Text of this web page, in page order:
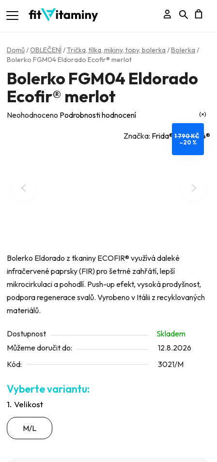
Přihlášení
Hledat
Domů/OBLEČENÍ /Trička, tílka, mikiny, topy, bolerka /Bolerka /
Bolerko FGM04 Eldorado Ecofir® merlot
Bolerko Eldorado z tkaniny ECOFIR® využívá daleké
infračervené paprsky (FIR) pro šetrné zahřátí, lepší
mikrocirkulaci a pohodlí. Push-up efekt, vysoká prodyšnost,
podpora regenerace svalů. Vyrobeno v Itálii z recyklovaných
materiálů.
Dostupnost
Skladem
Můžeme doručit do:
12.8.2026
Kód:
3021/M
1. Velikost
M/L
Bolerko FGM04 Eldorado
Ecofir® merlot
Průměrné
Neohodnoceno Podrobnosti hodnocení
Značka: Frida® - FGM04®
1 790 KČ
–20 %